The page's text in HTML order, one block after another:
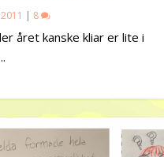
| 8
året kanske kliar er lite i